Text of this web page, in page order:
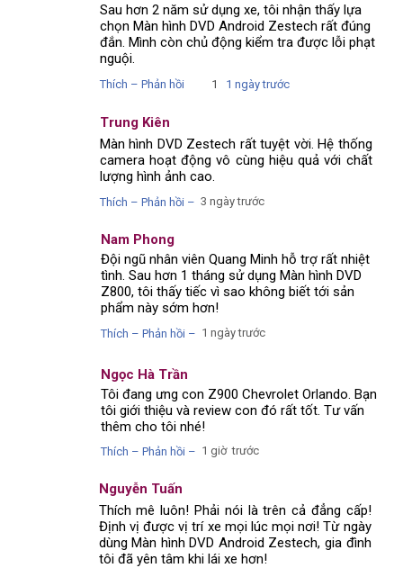
Màn hình DVD Zestech rất tuyệt vời. Hệ thống
camera hoạt động vô cùng hiệu quả với chất
lượng hình ảnh cao.
Trung Kiên
Thích – Phản hồi – 3 ngày trước
Thích – Phản hồi 1 1 ngày trước
Sau hơn 2 năm sử dụng xe, tôi nhận thấy lựa
chọn Màn hình DVD Android Zestech rất đúng
đắn. Mình còn chủ động kiểm tra được lỗi phạt
nguội.
Đội ngũ nhân viên Quang Minh hỗ trợ rất nhiệt
tình. Sau hơn 1 tháng sử dụng Màn hình DVD
Z800, tôi thấy tiếc vì sao không biết tới sản
phẩm này sớm hơn!
Thích – Phản hồi – 1 ngày trước
Nam Phong
Thích – Phản hồi – 1 giờ trước
Tôi đang ưng con Z900 Chevrolet Orlando. Bạn
tôi giới thiệu và review con đó rất tốt. Tư vấn
thêm cho tôi nhé!
Ngọc Hà Trần
Thích mê luôn! Phải nói là trên cả đẳng cấp!
Định vị được vị trí xe mọi lúc mọi nơi! Từ ngày
dùng Màn hình DVD Android Zestech, gia đình
tôi đã yên tâm khi lái xe hơn!
Nguyễn Tuấn